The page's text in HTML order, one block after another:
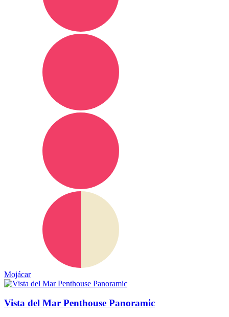
Mojácar
Vista del Mar Penthouse Panoramic